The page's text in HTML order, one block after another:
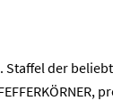
Staffel der